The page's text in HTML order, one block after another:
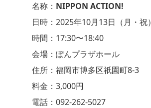
名称： NIPPON ACTION!
日時：2025年10月13日（月・祝）
時間：17:30〜18:40
会場：ぽんプラザホール
住所：福岡市博多区祇園町8-3
料金：3,000円
電話：092-262-5027